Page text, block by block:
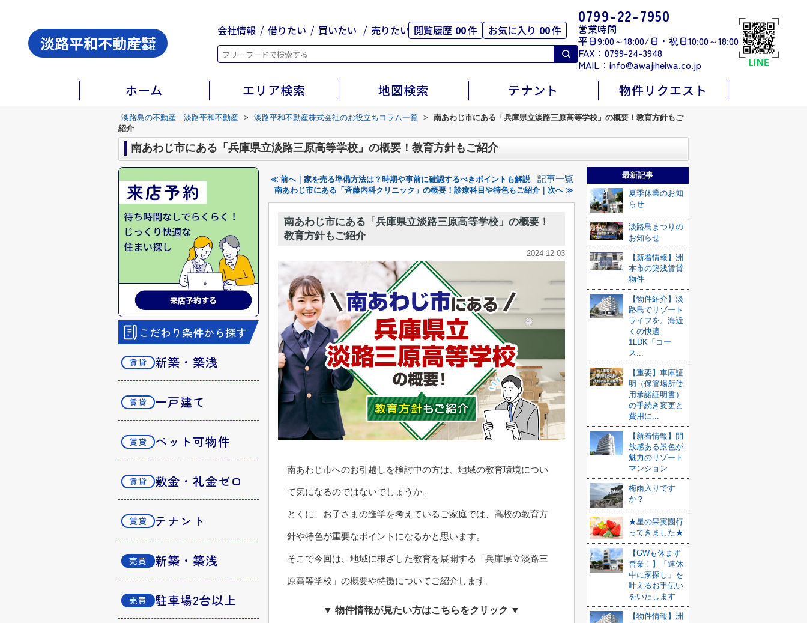
会社情報 借りたい 買いたい 売りたい 閲覧履歴 00件 お気に入り 00件
0799-22-7950
営業時間
平日9:00～18:00/日・祝日10:00～18:00
FAX：0799-24-3948
MAIL： info@awajiheiwa.co.jp
ホーム エリア検索 地図検索 テナント 物件リクエスト
淡路島の不動産｜淡路平和不動産 > 淡路平和不動産株式会社のお役立ちコラム一覧 >
南あわじ市にある「兵庫県立淡路三原高等学校」の概要！教育方針もご
紹介
南あわじ市にある「兵庫県立淡路三原高等学校」の概要！教育方針もご紹介
≪ 前へ｜家を売る準備方法は？時期や事前に確認するべきポイントも解説 記事一覧
南あわじ市にある「斉藤内科クリニック」の概要！診療科目や特色もご紹介｜次へ ≫
南あわじ市にある「兵庫県立淡路三原高等学校」の概要！
教育方針もご紹介
2024-12-03
南あわじ市へのお引越しを検討中の方は、地域の教育環境につい
て気になるのではないでしょうか。
とくに、お子さまの進学を考えているご家庭では、高校の教育方
針や特色が重要なポイントになるかと思います。
そこで今回は、地域に根ざした教育を展開する「兵庫県立淡路三
原高等学校」の概要や特徴についてご紹介します。
▼ 物件情報が見たい方はこちらをクリック ▼
最新記事
夏季休業のお知
らせ
淡路島まつりの
お知らせ
【新着情報】洲
本市の築浅賃貸
物件
【物件紹介】淡
路島でリゾート
ライフを。海近
くの快適
1LDK「コー
ス...
【重要】車庫証
明（保管場所使
用承諾証明書）
の手続き変更と
費用に...
【新着情報】開
放感ある景色が
魅力のリゾート
マンション
梅雨入りです
か？
★星の果実園行
ってきました★
【GWも休まず
営業！】「連休
中に家探し」を
叶えるお手伝い
をいたします
【物件情報】洲
こだわり条件から探す
新築・築浅
一戸建て
ペット可物件
敷金・礼金ゼロ
テナント
新築・築浅
駐車場2台以上